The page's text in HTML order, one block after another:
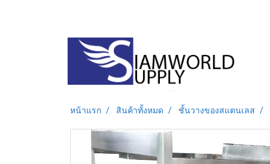
หน้าแรก สินค้าทั้งหมด ชั้นวางของสแตนเลส